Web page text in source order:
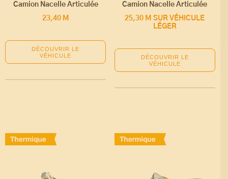
Camion Nacelle Articulée
23,40 M
Camion Nacelle Articulée
25,30 M SUR VÉHICULE
LÉGER